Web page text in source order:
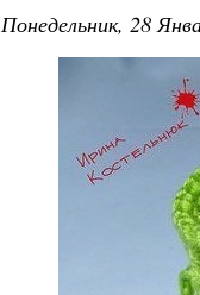
Понедельник, 28